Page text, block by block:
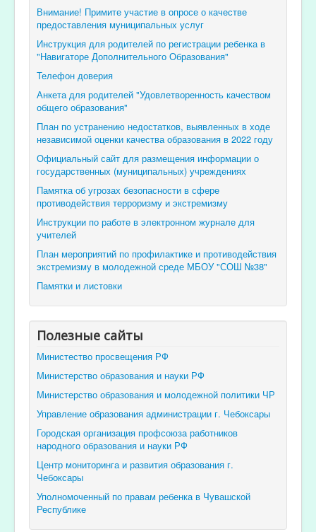
Внимание! Примите участие в опросе о качестве
предоставления муниципальных услуг
Инструкция для родителей по регистрации ребенка в
"Навигаторе Дополнительного Образования"
Телефон доверия
Анкета для родителей "Удовлетворенность качеством
общего образования"
План по устранению недостатков, выявленных в ходе
независимой оценки качества образования в 2022 году
Официальный сайт для размещения информации о
государственных (муниципальных) учреждениях
Памятка об угрозах безопасности в сфере
противодействия терроризму и экстремизму
Инструкции по работе в электронном журнале для
учителей
План мероприятий по профилактике и противодействия
экстремизму в молодежной среде МБОУ "СОШ №38"
Памятки и листовки
Полезные сайты
Министество просвещения РФ
Министерство образования и науки РФ
Министерство образования и молодежной политики ЧР
Управление образования администрации г. Чебоксары
Городская организация профсоюза работников
народного образования и науки РФ
Центр мониторинга и развития образования г.
Чебоксары
Уполномоченный по правам ребенка в Чувашской
Республике